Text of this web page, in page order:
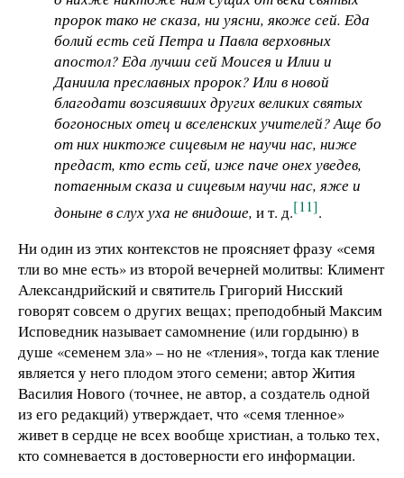
пророк тако не сказа, ни уясни, якоже сей. Еда
болий есть сей Петра и Павла верховных
апостол? Еда лучши сей Моисея и Илии и
Даниила преславных пророк? Или в новой
благодати возсиявших других великих святых
богоносных отец и вселенских учителей? Аще бо
от них никтоже сицевым не научи нас, ниже
предаст, кто есть сей, иже паче онех уведев,
потаенным сказа и сицевым научи нас, яже и
доныне в слух уха не внидоше, и т. д.[11].
Ни один из этих контекстов не проясняет фразу «семя
тли во мне есть» из второй вечерней молитвы: Климент
Александрийский и святитель Григорий Нисский
говорят совсем о других вещах; преподобный Максим
Исповедник называет самомнение (или гордыню) в
душе «семенем зла» – но не «тления», тогда как тление
является у него плодом этого семени; автор Жития
Василия Нового (точнее, не автор, а создатель одной
из его редакций) утверждает, что «семя тленное»
живет в сердце не всех вообще христиан, а только тех,
кто сомневается в достоверности его информации.